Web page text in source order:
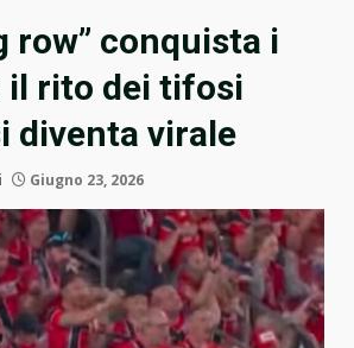
row” conquista i
il rito dei tifosi
diventa virale
Giugno 23, 2026